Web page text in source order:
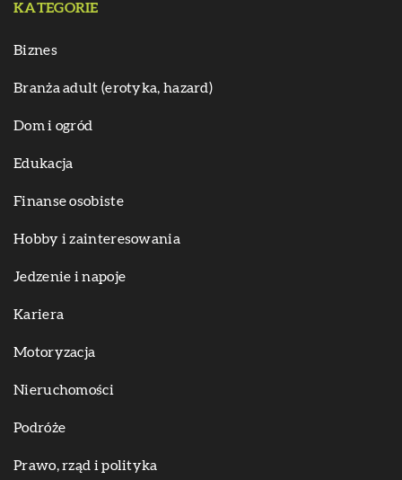
KATEGORIE
Biznes
Branża adult (erotyka, hazard)
Dom i ogród
Edukacja
Finanse osobiste
Hobby i zainteresowania
Jedzenie i napoje
Kariera
Motoryzacja
Nieruchomości
Podróże
Prawo, rząd i polityka